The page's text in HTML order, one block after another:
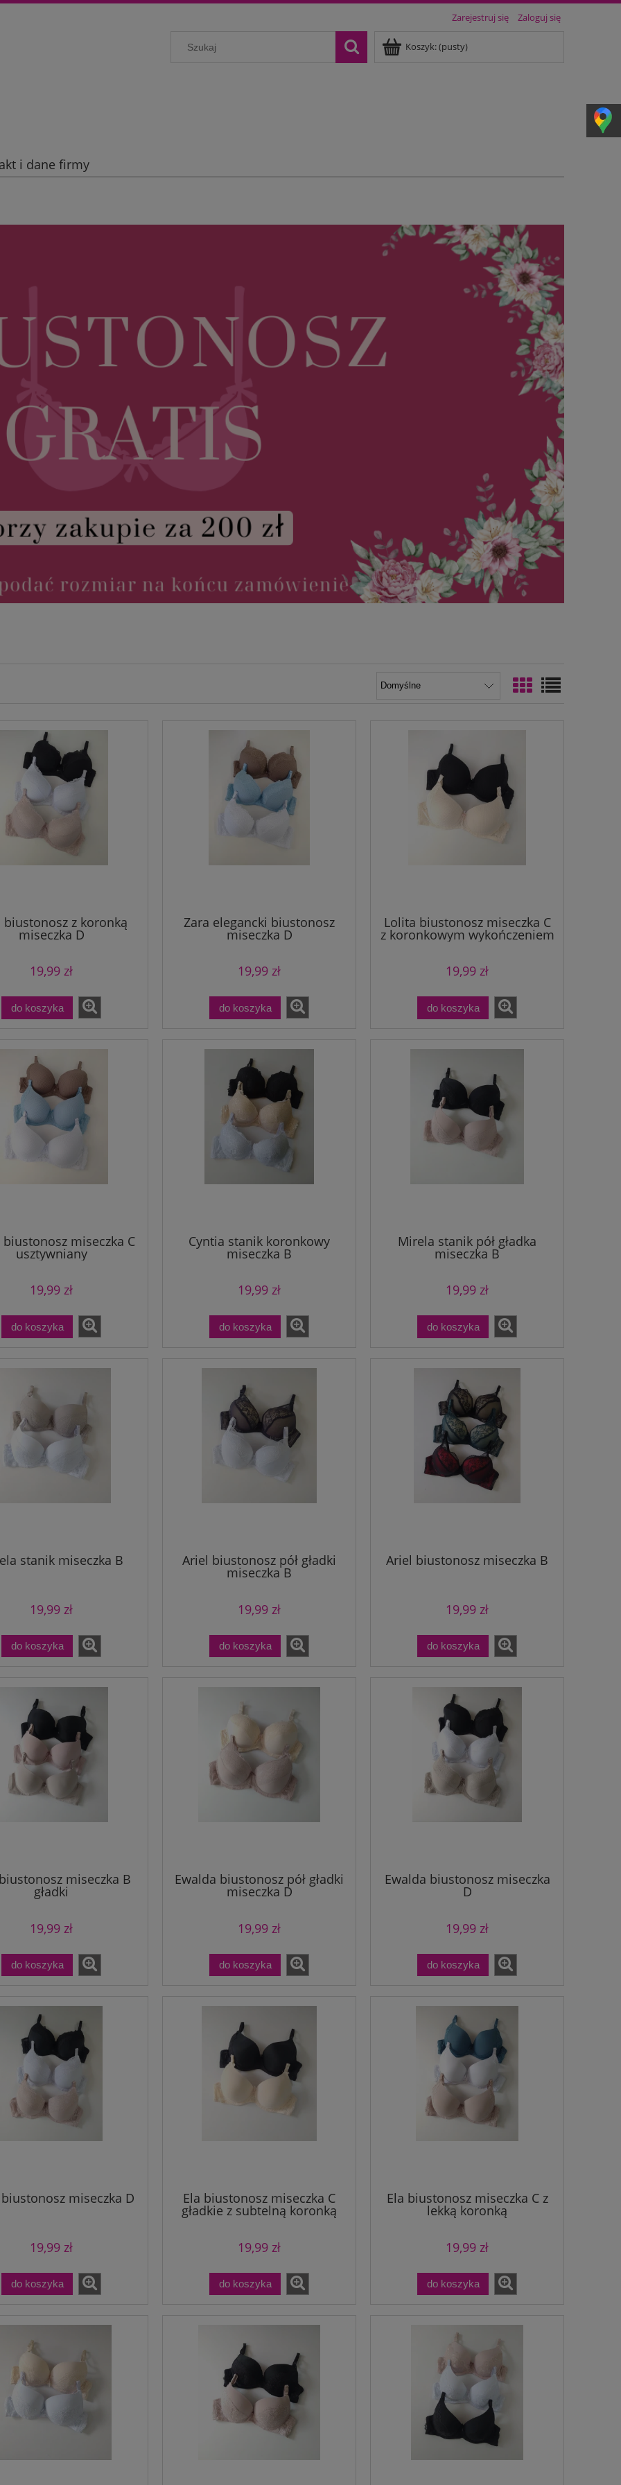
Zarejestruj się Zaloguj się
Koszyk:(pusty)
i dane firmy
B ręka Adama
push-up
21,99 zł
do koszyka
Teresa miseczka B ręka Adama
21,99 zł
do koszyka
Poli bokserki męskie gładkie
8,99 zł
do koszyka
biustonosz z koronką
miseczka D
19,99 zł
do koszyka
Zara elegancki biustonosz
miseczka D
19,99 zł
do koszyka
Lolita biustonosz miseczka C
z koronkowym wykończeniem
19,99 zł
do koszyka
miseczka C
usztywniany
19,99 zł
do koszyka
Cyntia stanik koronkowy
miseczka B
19,99 zł
do koszyka
Mirela stanik pół gładka
miseczka B
19,99 zł
do koszyka
stanik miseczka B
19,99 zł
do koszyka
Ariel biustonosz pół gładki
miseczka B
19,99 zł
do koszyka
Ariel biustonosz miseczka B
19,99 zł
do koszyka
miseczka B
gładki
19,99 zł
do koszyka
Ewalda biustonosz pół gładki
miseczka D
19,99 zł
do koszyka
Ewalda biustonosz miseczka
D
19,99 zł
do koszyka
miseczka D
19,99 zł
do koszyka
Ela biustonosz miseczka C
gładkie z subtelną koronką
19,99 zł
do koszyka
Ela biustonosz miseczka C z
lekką koronką
19,99 zł
do koszyka